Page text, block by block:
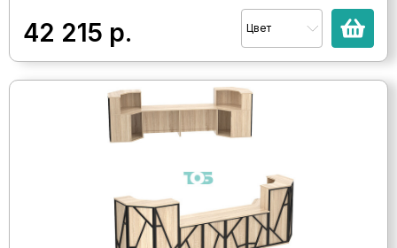
42 215 р. Цвет